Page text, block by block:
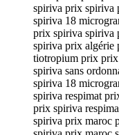
spiriva prix spiriva
spiriva 18
prix spiriva spiriva
spiriva prix algérie
tiotropium prix
spiriva sans
spiriva 18
spiriva respimat
prix spiriva
spiriva prix maroc